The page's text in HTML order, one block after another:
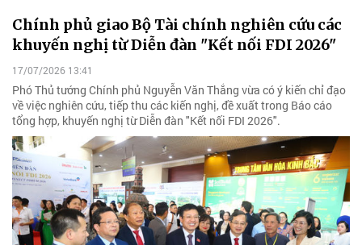
Chính phủ giao Bộ Tài chính nghiên cứu các
khuyến nghị từ Diễn đàn "Kết nối FDI 2026"
17/07/2026 13:41
Phó Thủ tướng Chính phủ Nguyễn Văn Thắng vừa có ý kiến chỉ đạo
về việc nghiên cứu, tiếp thu các kiến nghị, đề xuất trong Báo cáo
tổng hợp, khuyến nghị từ Diễn đàn "Kết nối FDI 2026".